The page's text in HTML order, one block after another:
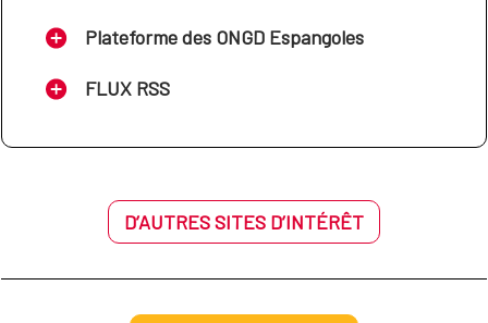
Plateforme des ONGD Espangoles
FLUX RSS
D’AUTRES SITES D’INTÉRÊT